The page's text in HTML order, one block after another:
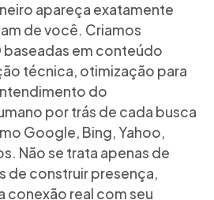
apareça exatamente
de você. Criamos
baseadas em conteúdo
técnica, otimização para
do
por trás de cada busca
Google, Bing, Yahoo,
Não se trata apenas de
de construir presença,
conexão real com seu